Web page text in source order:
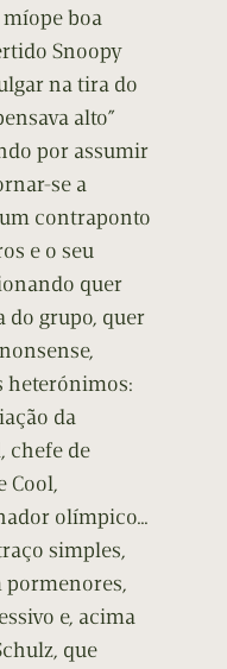
boa
Snoopy
na tira do
alto”
por assumir
se a
contraponto
e o seu
quer
grupo, quer
heterónimos:
da
chefe de
Cool,
olímpico…
simples,
pormenores,
e, acima
que